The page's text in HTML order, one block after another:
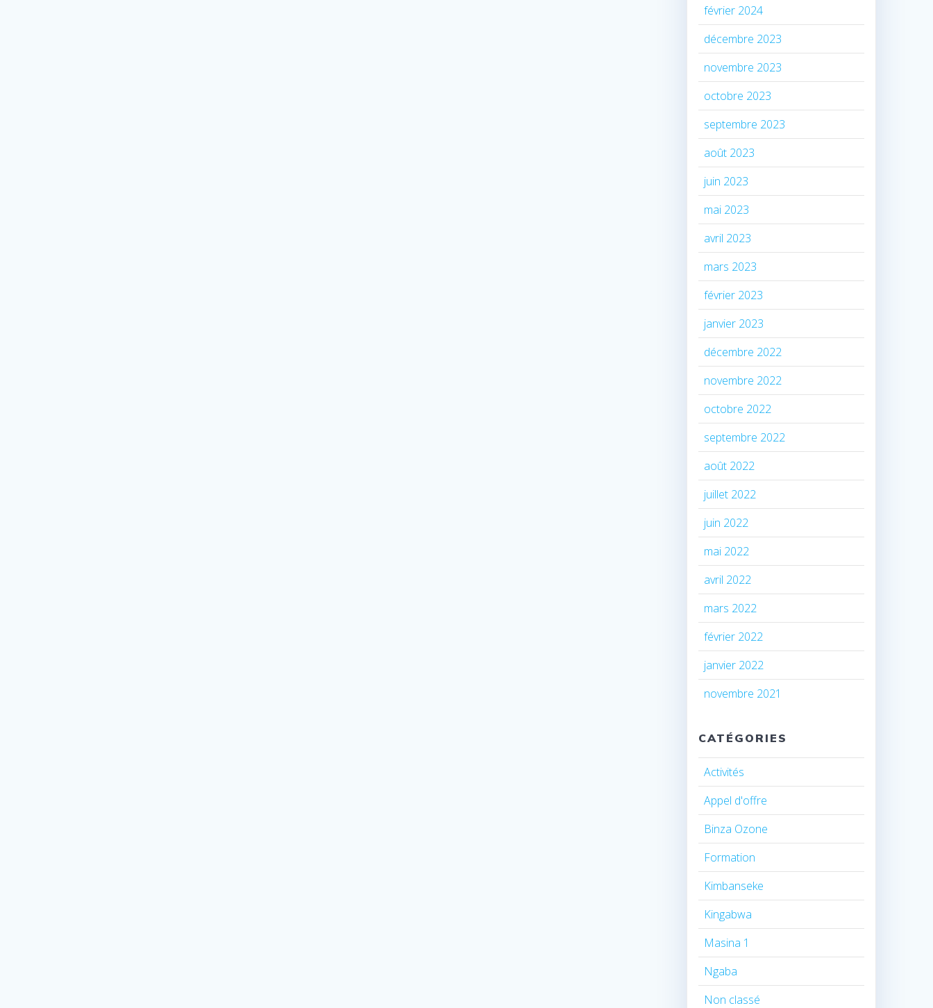
février 2024
décembre 2023
novembre 2023
octobre 2023
septembre 2023
août 2023
juin 2023
mai 2023
avril 2023
mars 2023
février 2023
janvier 2023
décembre 2022
novembre 2022
octobre 2022
septembre 2022
août 2022
juillet 2022
juin 2022
mai 2022
avril 2022
mars 2022
février 2022
janvier 2022
novembre 2021
CATÉGORIES
Activités
Appel d'offre
Binza Ozone
Formation
Kimbanseke
Kingabwa
Masina 1
Ngaba
Non classé